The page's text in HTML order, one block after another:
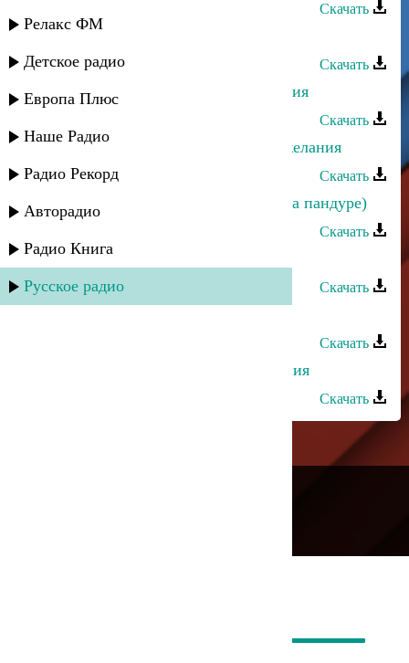
Релакс ФМ
Детское радио
Европа Плюс
Наше Радио
Радио Рекорд
Авторадио
Радио Книга
Русское радио
Скачать
Скачать
Динара Джамалудинова - Пожелания
Скачать
Абакар Джамалутдинов - Мои пожелания
Скачать
Даку Гаджиев - Мои пожелания (на пандуре)
Скачать
Сабина Абдулаева - Пожелания
Скачать
Скачать
Ирада Асварова - Добрые пожелания
Скачать